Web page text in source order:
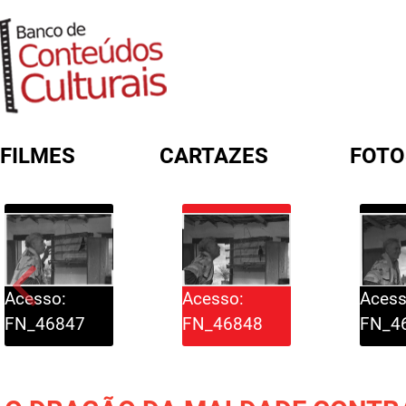
FILMES CARTAZES
Acesso:
FN_46847
Acesso:
FN_46848
FORMULÁRIO DE BUSCA